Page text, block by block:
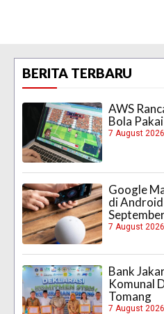
BERITA TERBARU
AWS
Bola
7 August
Google
di
7 August
Bank
Komunal
Tomang
7 August